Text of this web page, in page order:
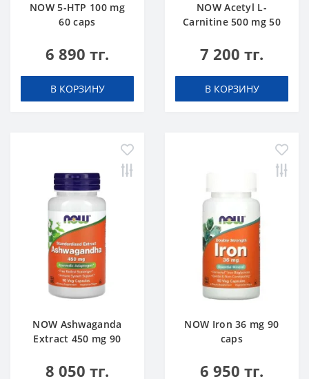
NOW 5-HTP 100 mg
60 caps
6 890 тг.
В КОРЗИНУ
NOW Acetyl L-
Carnitine 500 mg 50
7 200 тг.
В КОРЗИНУ
NOW Ashwaganda
Extract 450 mg 90
8 050 тг.
NOW Iron 36 mg 90
caps
6 950 тг.